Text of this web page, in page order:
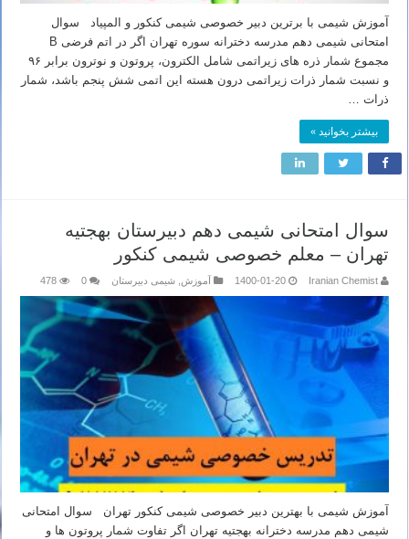
آموزش شیمی با برترین دبیر خصوصی شیمی کنکور و المپیاد سوال
امتحانی شیمی دهم مدرسه دخترانه سوره تهران اگر در اتم فرضی B
مجموع شمار ذره های زیراتمی شامل الکترون، پروتون و نوترون برابر ۹۶
و نسبت شمار ذرات زیراتمی درون هسته این اتمی شش پنجم باشد، شمار
ذرات …
بیشتر بخوانید »
سوال امتحانی شیمی دهم دبیرستان بهجتیه
تهران – معلم خصوصی شیمی کنکور
Iranian Chemist
1400-01-20 آموزش شیمی دبیرستان 0
478
آموزش شیمی با بهترین دبیر خصوصی شیمی کنکور تهران سوال امتحانی
شیمی دهم مدرسه دخترانه بهجتیه تهران اگر تفاوت شمار پروتون ها و